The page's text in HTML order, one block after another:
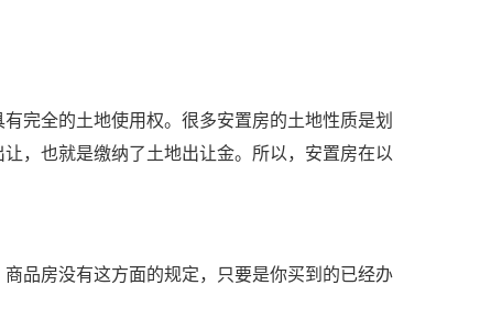
完全的土地使用权。很多安置房的土地性质是划
，也就是缴纳了土地出让金。所以，安置房在以
品房没有这方面的规定，只要是你买到的已经办